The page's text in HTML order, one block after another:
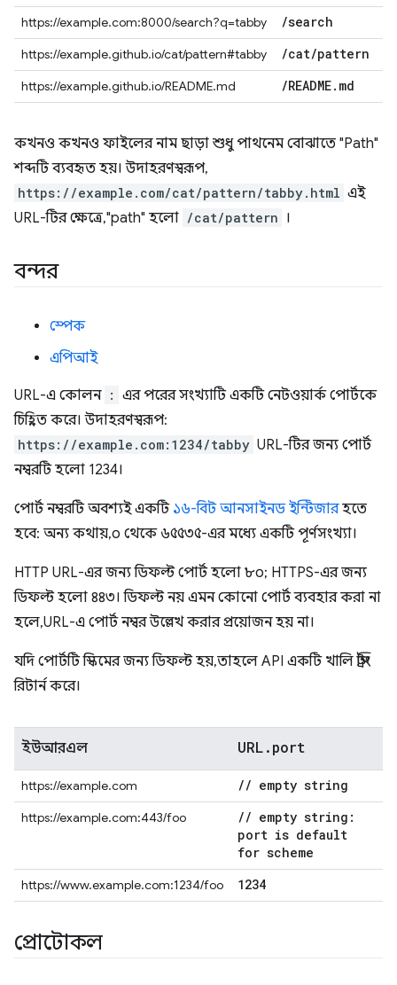
https://example.com:8000/search?q=tabby /search
https://example.github.io/cat/pattern#tabby /cat/pattern
https://example.github.io/README.md /README. md
কখনও কখনও ফাইলের নাম ছাড়া শুধু পাথনেম বোঝাতে "Path"
শব্দটি ব্যবহৃত হয়। উদাহরণস্বরূপ,
https://example.com/cat/pattern/tabby.html এই
URL-টির ক্ষেত্রে, "path" হলো /cat/pattern ।
বন্দর
স্পেক
এপিআই
URL-এ কোলন : এর পরের সংখ্যাটি একটি নেটওয়ার্ক পোর্টকে
চিহ্নিত করে। উদাহরণস্বরূপ:
https://example.com:1234/tabby URL-টির জন্য পোর্ট
নম্বরটি হলো 1234।
পোর্ট নম্বরটি অবশ্যই একটি ১৬-বিট আনসাইনড ইন্টিজারহতে
হবে: অন্য কথায়, ০ থেকে ৬৫৫৩৫-এর মধ্যে একটি পূর্ণসংখ্যা।
HTTP URL-এর জন্য ডিফল্ট পোর্ট হলো ৮০; HTTPS-এর জন্য
ডিফল্ট হলো ৪৪৩। ডিফল্ট নয় এমন কোনো পোর্ট ব্যবহার করা না
হলে, URL-এ পোর্ট নম্বর উল্লেখ করার প্রয়োজন হয় না।
যদি পোর্টটি স্কিমের জন্য ডিফল্ট হয়, তাহলে API একটি খালি স্ট্রিং
রিটার্ন করে।
ইউআরএল URL.port
https://example.com // empty string
https://example.com:443/foo // empty string:
port is default
for scheme
https://www.example.com:1234/foo 1234
প্রোটোকল